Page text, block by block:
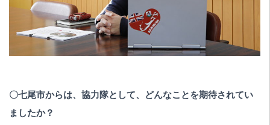
〇七尾市からは、協力隊として、どんなことを期待されてい
ましたか？